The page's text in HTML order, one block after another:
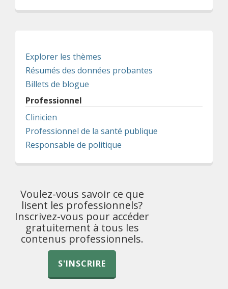
Explorer les thèmes
Résumés des données probantes
Billets de blogue
Professionnel
Clinicien
Professionnel de la santé publique
Responsable de politique
Voulez-vous savoir ce que
lisent les professionnels?
Inscrivez-vous pour accéder
gratuitement à tous les
contenus professionnels.
S'INSCRIRE